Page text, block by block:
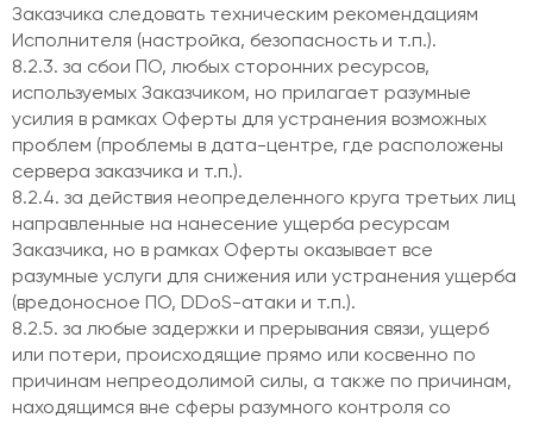
Заказчика следовать техническим рекомендациям
Исполнителя (настройка, безопасность и т.п.).
8.2.3. за сбои ПО, любых сторонних ресурсов,
используемых Заказчиком, но прилагает разумные
усилия в рамках Оферты для устранения возможных
проблем (проблемы в дата-центре, где расположены
сервера заказчика и т.п.).
8.2.4. за действия неопределенного круга третьих лиц
направленные на нанесение ущерба ресурсам
Заказчика, но в рамках Оферты оказывает все
разумные услуги для снижения или устранения ущерба
(вредоносное ПО, DDoS-атаки и т.п.).
8.2.5. за любые задержки и прерывания связи, ущерб
или потери, происходящие прямо или косвенно по
причинам непреодолимой силы, а также по причинам,
находящимся вне сферы разумного контроля со